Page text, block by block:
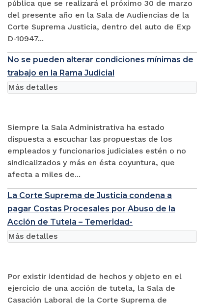
pública que se realizará el próximo 30 de marzo
del presente año en la Sala de Audiencias de la
Corte Suprema Justicia, dentro del auto de Exp
D-10947...
No se pueden alterar condiciones mínimas de
trabajo en la Rama Judicial
Siempre la Sala Administrativa ha estado
dispuesta a escuchar las propuestas de los
empleados y funcionarios judiciales estén o no
sindicalizados y más en ésta coyuntura, que
afecta a miles de...
Más detalles
La Corte Suprema de Justicia condena a
pagar Costas Procesales por Abuso de la
Acción de Tutela – Temeridad-
Por existir identidad de hechos y objeto en el
ejercicio de una acción de tutela, la Sala de
Casación Laboral de la Corte Suprema de
Más detalles